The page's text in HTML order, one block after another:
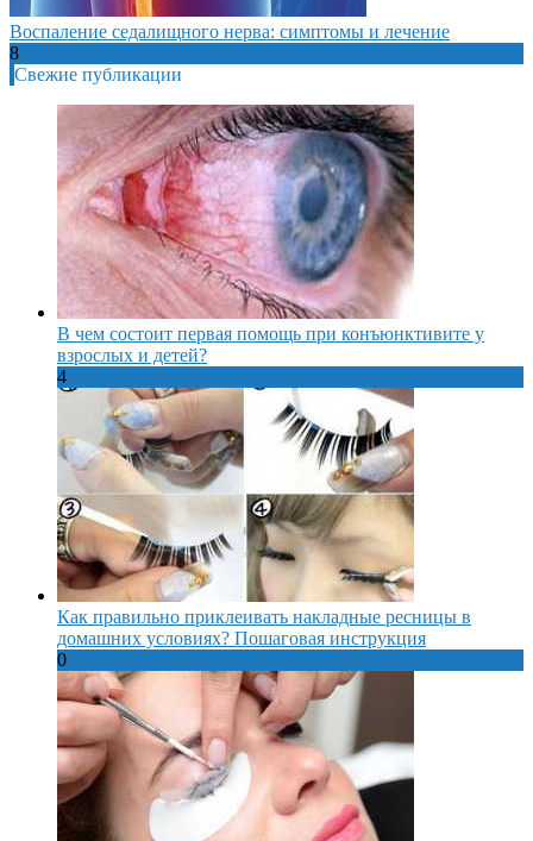
Воспаление седалищного нерва: симптомы и лечение
8
Свежие публикации
В чем состоит первая помощь при конъюнктивите у
взрослых и детей?
4
Как правильно приклеивать накладные ресницы в
домашних условиях? Пошаговая инструкция
0